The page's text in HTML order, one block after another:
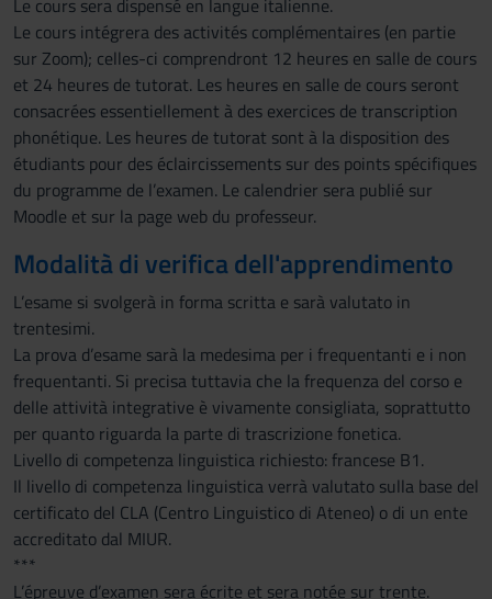
Le cours sera dispensé en langue italienne.
Le cours intégrera des activités complémentaires (en partie
sur Zoom); celles-ci comprendront 12 heures en salle de cours
et 24 heures de tutorat. Les heures en salle de cours seront
consacrées essentiellement à des exercices de transcription
phonétique. Les heures de tutorat sont à la disposition des
étudiants pour des éclaircissements sur des points spécifiques
du programme de l’examen. Le calendrier sera publié sur
Moodle et sur la page web du professeur.
Modalità di verifica dell'apprendimento
L’esame si svolgerà in forma scritta e sarà valutato in
trentesimi.
La prova d’esame sarà la medesima per i frequentanti e i non
frequentanti. Si precisa tuttavia che la frequenza del corso e
delle attività integrative è vivamente consigliata, soprattutto
per quanto riguarda la parte di trascrizione fonetica.
Livello di competenza linguistica richiesto: francese B1.
Il livello di competenza linguistica verrà valutato sulla base del
certificato del CLA (Centro Linguistico di Ateneo) o di un ente
accreditato dal MIUR.
***
L’épreuve d’examen sera écrite et sera notée sur trente.